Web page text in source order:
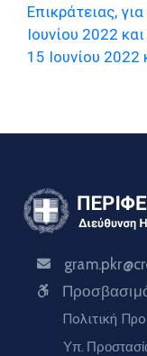
Επικράτειας,
Ιουνίου 2022
15 Ιουνίου
Πολιτική
Υπ.